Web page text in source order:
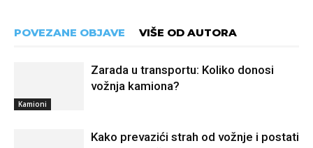
POVEZANE OBJAVE VIŠE OD AUTORA
Kamioni
Zarada u transportu: Koliko donosi
vožnja kamiona?
Kako prevazići strah od vožnje i postati